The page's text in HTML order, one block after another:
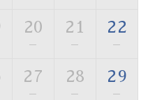
兼ガイドが諏訪大社をご
ので、ご利用ご希望の方
20
—
21
—
22
—
27
—
28
—
29
—